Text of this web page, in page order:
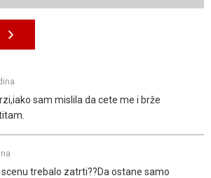
sam mislila da cete me i brže
trebalo zatrti??Da ostane samo